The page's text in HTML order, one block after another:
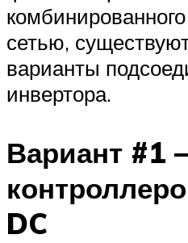
сетью,
варианты
инвертора.
Вариант #1
DC